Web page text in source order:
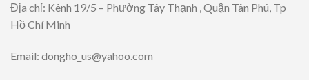
Địa chỉ: Kênh 19/5 – Phường Tây Thạnh , Quận Tân Phú, Tp
Hồ Chí Minh
Email: dongho_us@yahoo.com